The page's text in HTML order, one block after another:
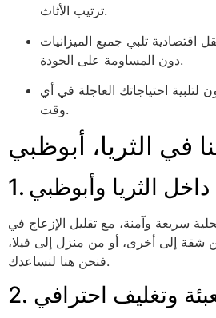
ترتيب الأثاث.
اقتصادية تلبي جميع الميزانيات
دون المساومة على الجودة.
لتلبية احتياجاتك العاجلة في أي
وقت.
في الثريا، أبوظبي
داخل الثريا وأبوظبي
سريعة وآمنة، مع تقليل الإزعاج في
شقة إلى أخرى، أو من منزل إلى فيلا،
فنحن هنا لنساعدك.
تعبئة وتغليف احترافي